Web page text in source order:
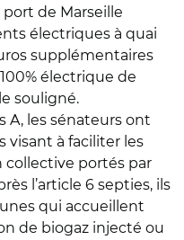
de Marseille
électriques à quai
supplémentaires
électrique de
souligné.
A, les sénateurs ont
à faciliter les
collective portés par
l’article 6 septies, ils
qui accueillent
de biogaz injecté ou